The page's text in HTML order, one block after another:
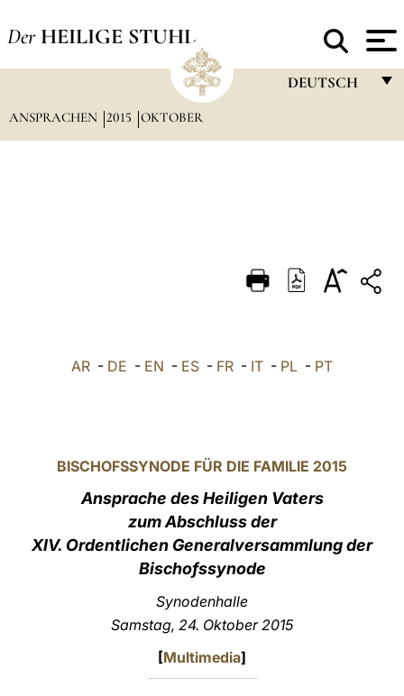
Der HEILIGE STUHL
DEUTSCH
DEUTSCH
العربيّة
ANSPRACHEN 2015 OKTOBER
AR - DE - EN - ES - FR - IT - PL - PT
BISCHOFSSYNODE FÜR DIE FAMILIE 2015
Ansprache des Heiligen Vaters
zum Abschluss der
XIV. Ordentlichen Generalversammlung der
Bischofssynode
Synodenhalle
Samstag, 24. Oktober 2015
[Multimedia]